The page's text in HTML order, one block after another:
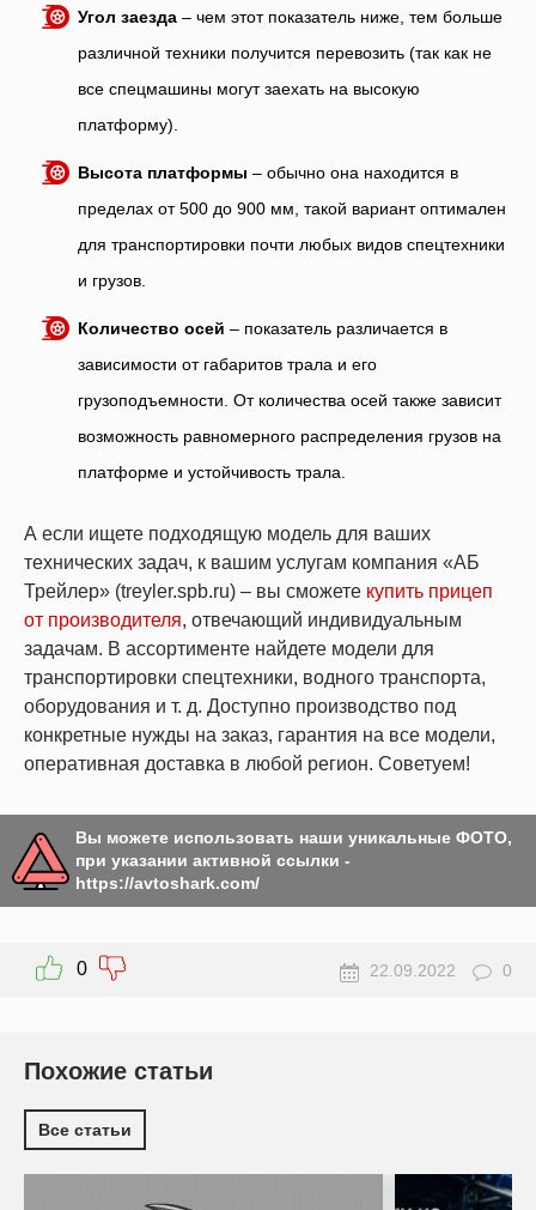
Угол заезда – чем этот показатель ниже, тем больше
различной техники получится перевозить (так как не
все спецмашины могут заехать на высокую
платформу).
Высота платформы – обычно она находится в
пределах от 500 до 900 мм, такой вариант оптимален
для транспортировки почти любых видов спецтехники
и грузов.
Количество осей – показатель различается в
зависимости от габаритов трала и его
грузоподъемности. От количества осей также зависит
возможность равномерного распределения грузов на
платформе и устойчивость трала.
А если ищете подходящую модель для ваших
технических задач, к вашим услугам компания «АБ
Трейлер» (treyler.spb.ru) – вы сможете купить прицеп
от производителя, отвечающий индивидуальным
задачам. В ассортименте найдете модели для
транспортировки спецтехники, водного транспорта,
оборудования и т. д. Доступно производство под
конкретные нужды на заказ, гарантия на все модели,
оперативная доставка в любой регион. Советуем!
Вы можете использовать наши уникальные ФОТО,
при указании активной ссылки -
https://avtoshark.com/
0 22.09.2022 0
Похожие статьи
Все статьи